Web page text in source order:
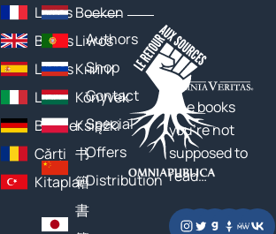
Livres
Books
Libros
Libri
Bücher
Cărți
Kitaplar
Boeken
Livros
Книги
Könyvek
Książki
书
籍
書
Authors
Shop
Contact
Special
Offers
Distribution
The books
you’re not
supposed to
read…